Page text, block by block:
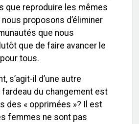
que reproduire les mêmes
proposons d’éliminer
que nous
que de faire avancer le
tous.
s’agit-il d’une autre
du changement est
des « opprimées »? Il est
femmes ne sont pas